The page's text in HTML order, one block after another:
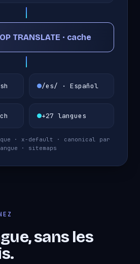
TRANSLATE · cache
/es/ · Español
+27 langues
· x-default · canonical par
· sitemaps
sans les